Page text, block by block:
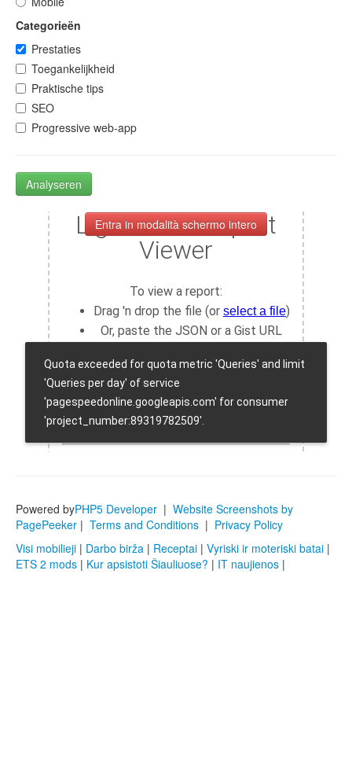
Categorieën
Prestaties
Toegankelijkheid
Praktische tips
SEO
Progressive web-app
Analyseren
Entra in modalità schermo intero
Powered byPHP5 Developer | Website Screenshots by
PagePeeker | Terms and Conditions | Privacy Policy
Visi mobilieji | Darbo birža | Receptai | Vyriski ir moteriski batai |
ETS 2 mods | Kur apsistoti Šiauliuose? | IT naujienos |